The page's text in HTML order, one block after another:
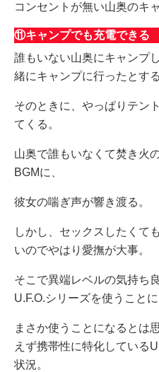
コンセントが無い山奥のキ
⑪キャンプでも充電できる
誰もいない山奥にキャンプ
緒にキャンプに行ったとする
そのときに、やっぱりテン
てくる。
山奥で誰もいなくて焚き火
BGMに、
彼女の喘ぎ声が響き渡る。
しかし、セックスしたくて
いのでやはり愛撫が大事。
そこで異端レベルの気持ち
U.F.O.シリーズを使うことに
まさか使うことになるとは
えず携帯性に特化している
状況。